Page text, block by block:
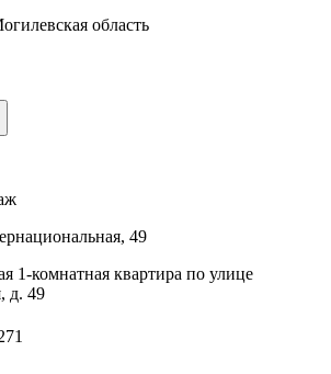
область
49
1-комнатная квартира по улице
д. 49